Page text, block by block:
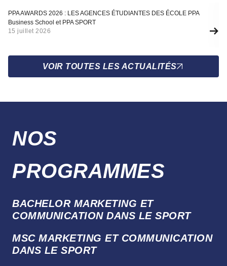
Actualité
PPA AWARDS 2026 : LES AGENCES ÉTUDIANTES DES ÉCOLE PPA
Business School et PPA SPORT
15 juillet 2026
VOIR TOUTES LES ACTUALITÉS
NOS
PROGRAMMES
BACHELOR MARKETING ET
COMMUNICATION DANS LE SPORT
MSC MARKETING ET COMMUNICATION
DANS LE SPORT